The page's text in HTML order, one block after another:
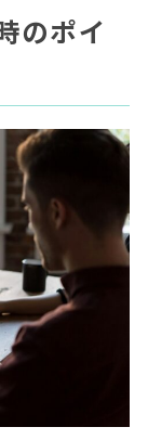
のポイ